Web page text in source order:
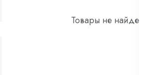
Товары не найдены!